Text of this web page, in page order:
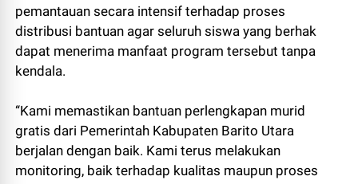
pemantauan secara intensif terhadap proses
distribusi bantuan agar seluruh siswa yang berhak
dapat menerima manfaat program tersebut tanpa
kendala.
“Kami memastikan bantuan perlengkapan murid
gratis dari Pemerintah Kabupaten Barito Utara
berjalan dengan baik. Kami terus melakukan
monitoring, baik terhadap kualitas maupun proses